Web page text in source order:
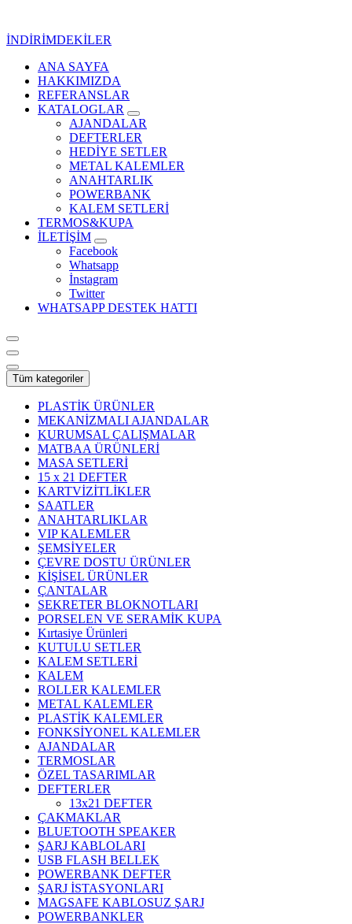
İNDİRİMDEKİLER
Kurumsal Promosyon-Hediyelik
ANA SAYFA
HAKKIMIZDA
REFERANSLAR
KATALOGLAR
AJANDALAR
DEFTERLER
HEDİYE SETLER
METAL KALEMLER
ANAHTARLIK
POWERBANK
KALEM SETLERİ
TERMOS&KUPA
İLETİŞİM
Facebook
Whatsapp
İnstagram
Twitter
WHATSAPP DESTEK HATTI
Tüm kategoriler
PLASTİK ÜRÜNLER
MEKANİZMALI AJANDALAR
KURUMSAL ÇALIŞMALAR
MATBAA ÜRÜNLERİ
MASA SETLERİ
15 x 21 DEFTER
KARTVİZİTLİKLER
SAATLER
ANAHTARLIKLAR
VIP KALEMLER
ŞEMSİYELER
ÇEVRE DOSTU ÜRÜNLER
KİŞİSEL ÜRÜNLER
ÇANTALAR
SEKRETER BLOKNOTLARI
PORSELEN VE SERAMİK KUPA
Kırtasiye Ürünleri
KUTULU SETLER
KALEM SETLERİ
KALEM
ROLLER KALEMLER
METAL KALEMLER
PLASTİK KALEMLER
FONKSİYONEL KALEMLER
AJANDALAR
TERMOSLAR
ÖZEL TASARIMLAR
DEFTERLER
13x21 DEFTER
ÇAKMAKLAR
BLUETOOTH SPEAKER
ŞARJ KABLOLARI
USB FLASH BELLEK
POWERBANK DEFTER
ŞARJ İSTASYONLARI
MAGSAFE KABLOSUZ ŞARJ
POWERBANKLER